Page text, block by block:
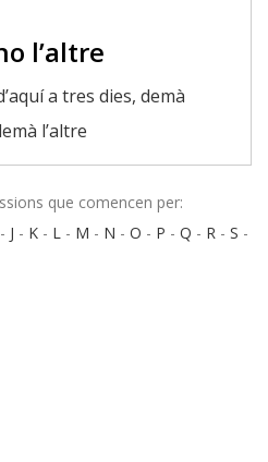
l’altre
a tres dies, demà
l’altre
que comencen per:
- J - K - L - M - N - O - P - Q - R - S -